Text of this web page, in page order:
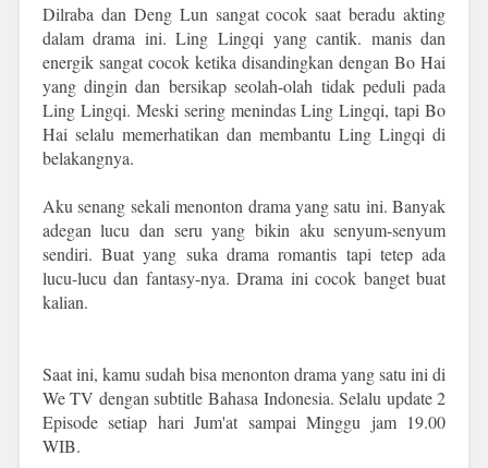
Dilraba dan Deng Lun sangat cocok saat beradu akting
dalam drama ini. Ling Lingqi yang cantik. manis dan
energik sangat cocok ketika disandingkan dengan Bo Hai
yang dingin dan bersikap seolah-olah tidak peduli pada
Ling Lingqi. Meski sering menindas Ling Lingqi, tapi Bo
Hai selalu memerhatikan dan membantu Ling Lingqi di
belakangnya.
Aku senang sekali menonton drama yang satu ini. Banyak
adegan lucu dan seru yang bikin aku senyum-senyum
sendiri. Buat yang suka drama romantis tapi tetep ada
lucu-lucu dan fantasy-nya. Drama ini cocok banget buat
kalian.
Saat ini, kamu sudah bisa menonton drama yang satu ini di
We TV dengan subtitle Bahasa Indonesia. Selalu update 2
Episode setiap hari Jum'at sampai Minggu jam 19.00
WIB.